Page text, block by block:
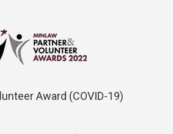
Award (COVID-19)